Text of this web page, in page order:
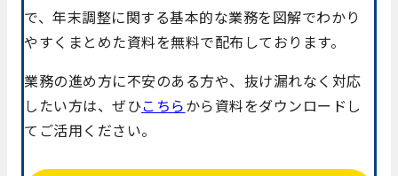
で、年末調整に関する基本的な業務を図解でわかり
やすくまとめた資料を無料で配布しております。
業務の進め方に不安のある方や、抜け漏れなく対応
したい方は、ぜひこちらから資料をダウンロードし
てご活用ください。